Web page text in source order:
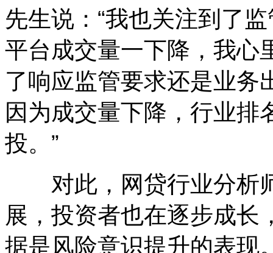
先生说：“我也关注到了
平台成交量一下降，我心
了响应监管要求还是业务
因为成交量下降，行业排
投。”
对此，网贷行业分析
展，投资者也在逐步成长
据是风险意识提升的表现